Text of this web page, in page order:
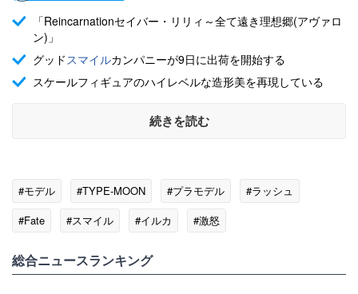
「Reincarnationセイバー・リリィ～全て遠き理想郷(アヴァロ
ン)」
グッド スマイルカンパニーが9日に出荷を開始する
スケールフィギュアのハイレベルな造形美を再現している
続きを読む
#モデル #TYPE-MOON #プラモデル
#ラッシュ
#Fate
#スマイル #イルカ #激怒
総合ニュースランキング